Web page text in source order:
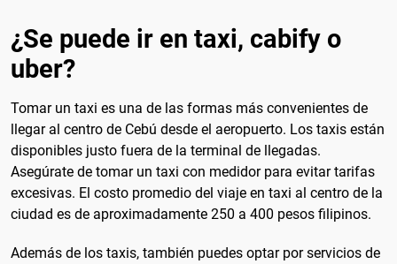
¿Se puede ir en taxi, cabify o
uber?
Tomar un taxi es una de las formas más convenientes de
llegar al centro de Cebú desde el aeropuerto. Los taxis están
disponibles justo fuera de la terminal de llegadas.
Asegúrate de tomar un taxi con medidor para evitar tarifas
excesivas. El costo promedio del viaje en taxi al centro de la
ciudad es de aproximadamente 250 a 400 pesos filipinos.
Además de los taxis, también puedes optar por servicios de